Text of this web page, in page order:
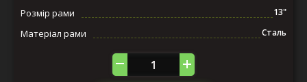
Розмір рами 13"
Матеріал рами Сталь